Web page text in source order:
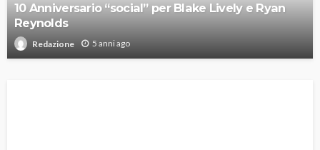
10 Anniversario “social” per Blake Lively e Ryan
Reynolds
Redazione 5 anni ago